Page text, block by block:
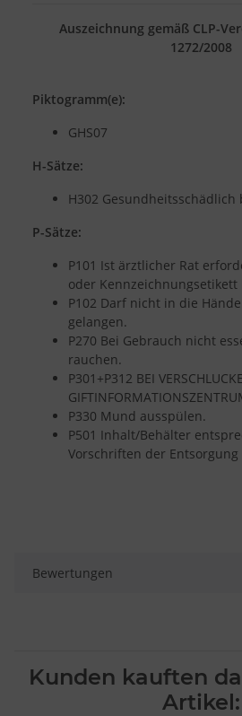
Auszeichnung gemäß CLP-
1272/2008
Piktogramm(e):
GHS07
H-Sätze:
H302 Gesundheitsschädlich
P-Sätze:
P101 Ist ärztlicher Rat
oder
P102 Darf nicht in die
gelangen.
P270 Bei Gebrauch nicht
rauchen.
P301+P312 BEI
P330 Mund ausspülen.
P501 Inhalt/Behälter
Vorschriften der
Bewertungen
Kunden kauften
Artikel: